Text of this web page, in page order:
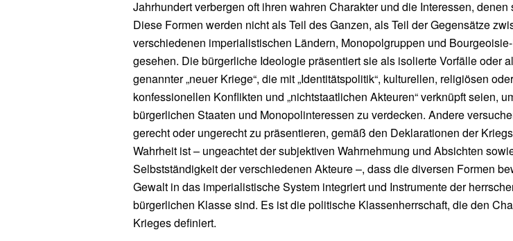
Jahrhundert verbergen oft ihren wahren Charakter und die Interessen, denen
Diese Formen werden nicht als Teil des Ganzen, als Teil der Gegensätze
verschiedenen imperialistischen Ländern, Monopolgruppen und
gesehen. Die bürgerliche Ideologie präsentiert sie als isolierte Vorfälle oder
genannter „neuer Kriege“, die mit „Identitätspolitik“, kulturellen, religiösen oder
konfessionellen Konflikten und „nichtstaatlichen Akteuren“ verknüpft seien,
bürgerlichen Staaten und Monopolinteressen zu verdecken. Andere
gerecht oder ungerecht zu präsentieren, gemäß den Deklarationen der
Wahrheit ist – ungeachtet der subjektiven Wahrnehmung und Absichten
Selbstständigkeit der verschiedenen Akteure –, dass die diversen Formen
Gewalt in das imperialistische System integriert und Instrumente der
bürgerlichen Klasse sind. Es ist die politische Klassenherrschaft, die den
Krieges definiert.